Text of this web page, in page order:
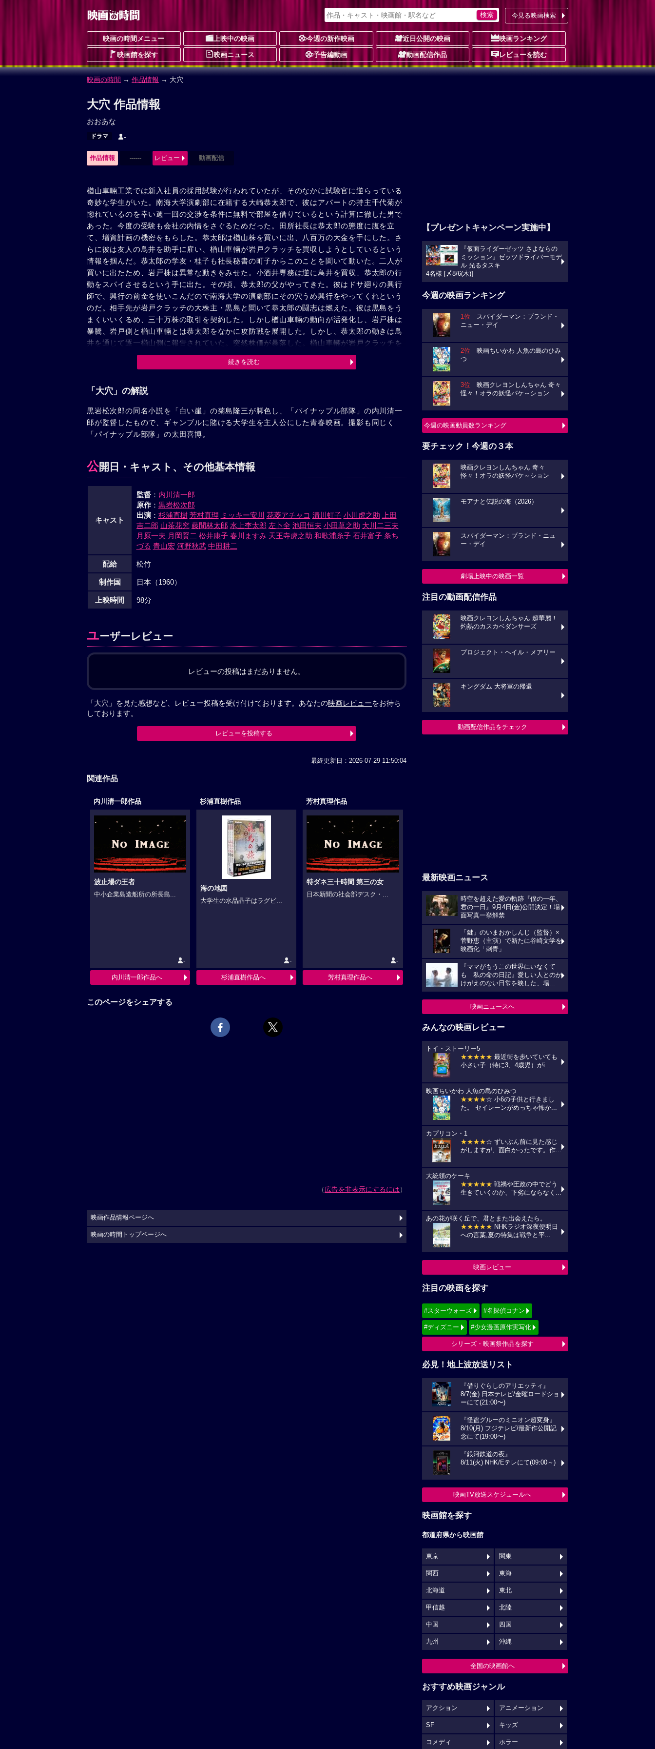
今見る映画検索
映画の時間メニュー 上映中の映画 今週の新作映画 近日公開の映画 映画ランキング
映画館を探す 映画ニュース 予告編動画 動画配信作品 レビューを読む
映画の時間 → 作品情報 → 大穴
大穴 作品情報
おおあな
ドラマ -
作品情報 ------ レビュー 動画配信
楢山車輛工業では新入社員の採用試験が行われていたが、そのなかに試験官に逆らっている
奇妙な学生がいた。南海大学演劇部に在籍する大崎恭太郎で、彼はアパートの持主千代菊が
惚れているのを幸い週一回の交渉を条件に無料で部屋を借りているという計算に徹した男で
あった。今度の受験も会社の内情をさぐるためだった。田所社長は恭太郎の態度に腹を立
て、増資計画の機密をもらした。恭太郎は楢山株を買いに出、八百万の大金を手にした。さ
らに彼は友人の鳥井を助手に雇い、楢山車輛が岩戸クラッチを買収しようとしているという
情報を掴んだ。恭太郎の学友・桂子も社長秘書の町子からこのことを聞いて動いた。二人が
買いに出たため、岩戸株は異常な動きをみせた。小酒井専務は逆に鳥井を買収、恭太郎の行
動をスパイさせるという手に出た。その頃、恭太郎の父がやってきた。彼はドサ廻りの興行
師で、興行の前金を使いこんだので南海大学の演劇部にその穴うめ興行をやってくれという
のだ。相手先が岩戸クラッチの大株主・黒島と聞いて恭太郎の闘志は燃えた。彼は黒島をう
まくいいくるめ、三十万株の取引を契約した。しかし楢山車輛の動向が活発化し、岩戸株は
暴騰、岩戸側と楢山車輛とは恭太郎をなかに攻防戦を展開した。しかし、恭太郎の動きは鳥
井を通じて逐一楢山側に報告されていた。突然株価が暴落した。楢山車輛が岩戸クラッチを
断念、アメリカと技術提携を発表したためだ。戦いは終った。田所社長は恭太郎の腕にほれ
こみ、入社を勧告、百万円の小切手まで用意したが、「学生としての敗北は認めるが、次は
続きを読む
「大穴」の解説
黒岩松次郎の同名小説を「白い崖」の菊島隆三が脚色し、「パイナップル部隊」の内川清一
郎が監督したもので、ギャンブルに賭ける大学生を主人公にした青春映画。撮影も同じく
「パイナップル部隊」の太田喜博。
公開日・キャスト、その他基本情報
キャスト
監督： 内川清一郎
原作： 黒岩松次郎
出演： 杉浦直樹 芳村真理 ミッキー安川 花菱アチャコ 清川虹子 小川虎之助
上田
吉二郎 山茶花究 藤間林太郎 水上杢太郎 左卜全 池田恒夫 小田草之助 大川二三夫
月原一夫 月岡賢二 松井康子 春川ますみ 天王寺虎之助 和歌浦糸子 石井富子 条ち
づる 青山宏 河野秋武 中田耕二
配給 松竹
制作国 日本（1960）
上映時間 98分
ユーザーレビュー
レビューの投稿はまだありません。
「大穴」を見た感想など、レビュー投稿を受け付けております。あなたの映画レビューをお待ち
しております。
レビューを投稿する
最終更新日：2026-07-29 11:50:04
関連作品
内川清一郎作品
波止場の王者
中小企業島造船所の所長島...
-
内川清一郎作品へ
杉浦直樹作品
海の地図
大学生の水品晶子はラグビ...
-
杉浦直樹作品へ
芳村真理作品
特ダネ三十時間 第三の女
日本新聞の社会部デスク・...
-
芳村真理作品へ
このページをシェアする
（広告を非表示にするには）
【プレゼントキャンペーン実施中】
『仮面ライダーゼッツ さよならの
ミッション』ゼッツドライバーモデ
ル 光るタスキ
4名様 [〆8/6(木)]
今週の映画ランキング
1位 スパイダーマン：ブランド・
ニュー・デイ
2位 映画ちいかわ 人魚の島のひみ
つ
3位 映画クレヨンしんちゃん 奇々
怪々！オラの妖怪バケ～ション
今週の映画動員数ランキング
要チェック！今週の３本
映画クレヨンしんちゃん 奇々
怪々！オラの妖怪バケ～ション
モアナと伝説の海（2026）
スパイダーマン：ブランド・ニュ
ー・デイ
劇場上映中の映画一覧
注目の動画配信作品
映画クレヨンしんちゃん 超華麗！
灼熱のカスカベダンサーズ
プロジェクト・ヘイル・メアリー
キングダム 大将軍の帰還
動画配信作品をチェック
最新映画ニュース
時空を超えた愛の軌跡『僕の一年、
君の一日』9月4日(金)公開決定！場
面写真一挙解禁
「鍵」のいまおかしんじ（監督）×
菅野恵（主演）で新たに谷崎文学を
映画化「刺青」
『ママがもうこの世界にいなくて
も 私の命の日記』愛しい人とのか
けがえのない日常を映した、場...
映画ニュースへ
みんなの映画レビュー
トイ・ストーリー5
★★★★★ 最近街を歩いていても
小さい子（特に3、4歳児）がi...
映画ちいかわ 人魚の島のひみつ
★★★★☆ 小6の子供と行きまし
た。 セイレーンがめっちゃ怖か...
カプリコン・1
★★★★☆ ずいぶん前に見た感じ
がしますが、面白かったです。作...
大統領のケーキ
★★★★★ 戦禍や圧政の中でどう
生きていくのか、下劣にならなく...
あの花が咲く丘で、君とまた出会えたら。
★★★★★ NHKラジオ深夜便明日
への言葉,夏の特集は戦争と平...
映画レビュー
注目の映画を探す
#スターウォーズ #名探偵コナン
#ディズニー #少女漫画原作実写化
シリーズ・映画祭作品を探す
必見！地上波放送リスト
『借りぐらしのアリエッティ』
8/7(金) 日本テレビ/金曜ロードショ
ーにて(21:00〜)
『怪盗グルーのミニオン超変身』
8/10(月) フジテレビ/最新作公開記
念にて(19:00〜)
『銀河鉄道の夜』
8/11(火) NHK/Eテレにて(09:00～)
映画TV放送スケジュールへ
映画館を探す
都道府県から映画館
東京 関東
関西 東海
北海道 東北
甲信越 北陸
中国 四国
九州 沖縄
全国の映画館へ
おすすめ映画ジャンル
アクション アニメーション
SF キッズ
コメディ ホラー
映画作品情報ページへ
映画の時間トップページへ